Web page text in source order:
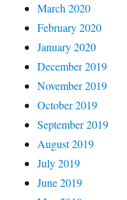
March 2020
February 2020
January 2020
December 2019
November 2019
October 2019
September 2019
August 2019
July 2019
June 2019